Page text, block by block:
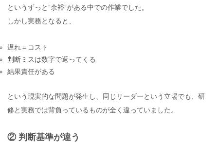
というずっと”余裕”がある中での作業でした。
しかし実務となると、
遅れ＝コスト
判断ミスは数字で返ってくる
結果責任がある
という現実的な問題が発生し、同じリーダーという立場でも、研
修と実務では背負っているものが全く違っていました。
② 判断基準が違う